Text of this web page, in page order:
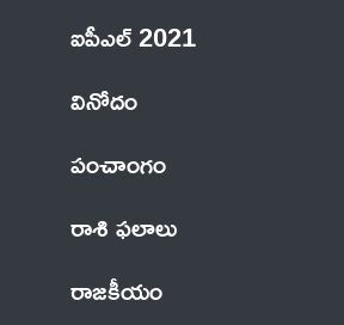
ఐపీఎల్ 2021
వినోదం
పంచాంగం
రాశి ఫలాలు
రాజకీయం